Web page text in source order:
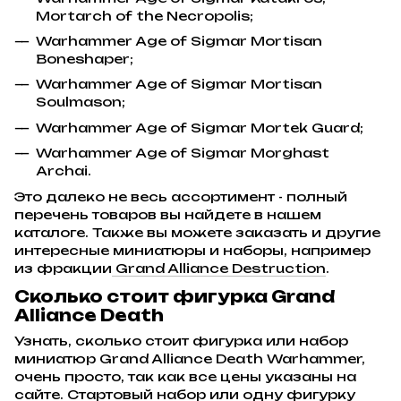
Mortarch of the Necropolis;
Warhammer Age of Sigmar Mortisan
Boneshaper;
Warhammer Age of Sigmar Mortisan
Soulmason;
Warhammer Age of Sigmar Mortek Guard;
Warhammer Age of Sigmar Morghast
Archai.
Это далеко не весь ассортимент - полный
перечень товаров вы найдете в нашем
каталоге. Также вы можете заказать и другие
интересные миниатюры и наборы, например
из фракции Grand Alliance Destruction.
Сколько стоит фигурка Grand
Alliance Death
Узнать, сколько стоит фигурка или набор
миниатюр Grand Alliance Death Warhammer,
очень просто, так как все цены указаны на
сайте. Стартовый набор или одну фигурку